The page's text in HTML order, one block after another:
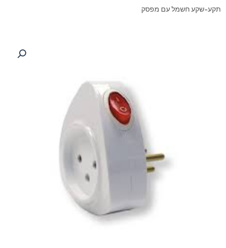
תקע-שקע חשמל עם מפסק